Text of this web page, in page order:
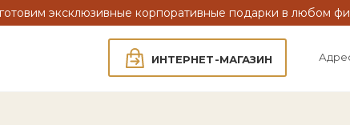
эксклюзивные корпоративные подарки в любом
ИНТЕРНЕТ-МАГАЗИН